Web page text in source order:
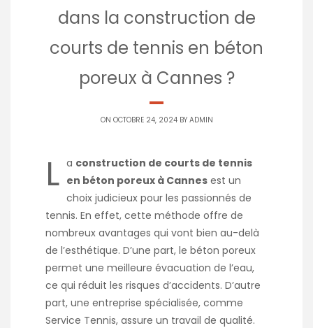
dans la construction de
courts de tennis en béton
poreux à Cannes ?
ON OCTOBRE 24, 2024 BY ADMIN
L a construction de courts de tennis
en béton poreux à Cannes est un
choix judicieux pour les passionnés de
tennis. En effet, cette méthode offre de
nombreux avantages qui vont bien au-delà
de l’esthétique. D’une part, le béton poreux
permet une meilleure évacuation de l’eau,
ce qui réduit les risques d’accidents. D’autre
part, une entreprise spécialisée, comme
Service Tennis, assure un travail de qualité.